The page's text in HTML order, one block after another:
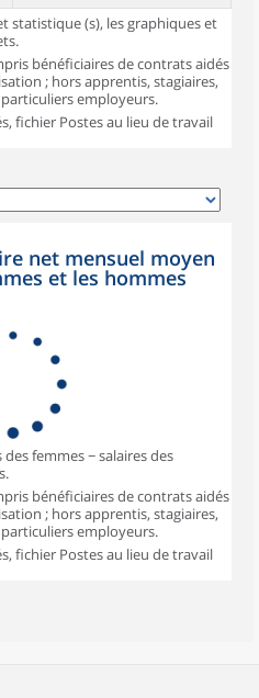
statistique (s), les graphiques et
bénéficiaires de contrats aidés
; hors apprentis, stagiaires,
employeurs.
fichier Postes au lieu de travail
net mensuel moyen
et les hommes
femmes − salaires des
bénéficiaires de contrats aidés
; hors apprentis, stagiaires,
employeurs.
fichier Postes au lieu de travail